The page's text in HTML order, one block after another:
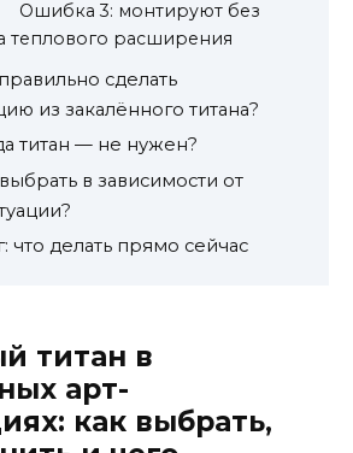
Ошибка 3: монтируют без
теплового расширения
сделать
из закалённого титана?
титан — не нужен?
в зависимости от
что делать прямо сейчас
титан в
арт-
как выбрать,